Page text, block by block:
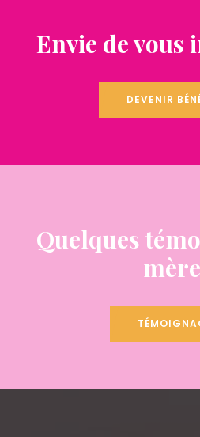
Envie de vous
DEVENIR
Quelques